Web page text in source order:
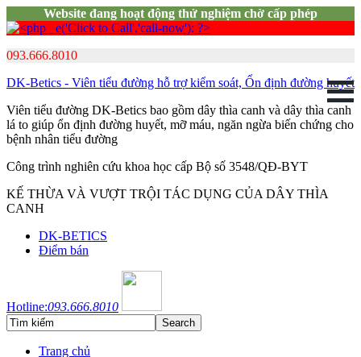
Website đang hoạt động thử nghiệm chờ cấp phép
093.666.8010
DK-Betics - Viên tiểu đường hỗ trợ kiểm soát, Ổn định đường huyết
Viên tiểu đường DK-Betics bao gồm dây thìa canh và dây thìa canh
lá to giúp ổn định đường huyết, mỡ máu, ngăn ngừa biến chứng cho
bệnh nhân tiểu đường
Công trình nghiên cứu khoa học cấp Bộ số 3548/QĐ-BYT
KẾ THỪA VÀ VƯỢT TRỘI TÁC DỤNG CỦA DÂY THÌA
CANH
DK-BETICS
Điểm bán
Hotline:093.666.8010
Trang chủ